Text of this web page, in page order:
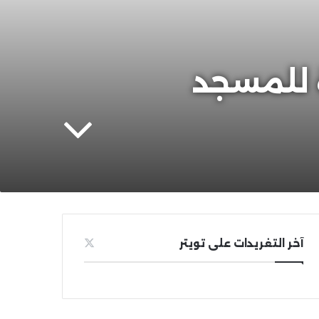
للمسجد
آخر التغريدات على تويتر